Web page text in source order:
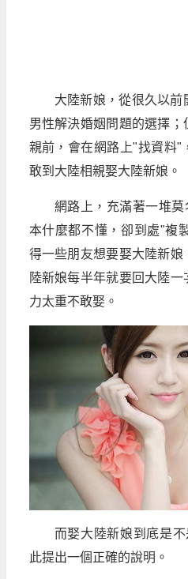
大陸新娘，從很久以
男性解決婚姻問題的選擇
親前，會在網路上"找資料"
敢到大陸相親娶大陸新娘。
網路上，充滿著一堆
本什麼都不懂，卻到處"複
得一些朋友想要娶大陸新
陸新娘每半年就要回大陸
力太重不敢娶。
而娶大陸新娘到底是
此提出一個正確的說明。